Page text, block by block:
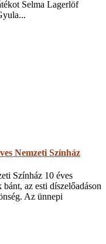
Selma Lagerlöf
Nemzeti Színház
Színház 10 éves
az esti díszelőadáson
Az ünnepi